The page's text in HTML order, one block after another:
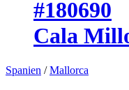
#180690
Cala
Spanien /Mallorca